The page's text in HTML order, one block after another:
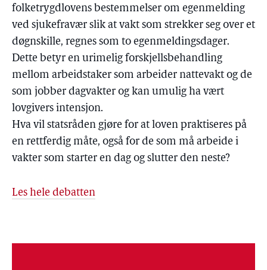
folketrygdlovens bestemmelser om egenmelding
ved sjukefravær slik at vakt som strekker seg over et
døgnskille, regnes som to egenmeldingsdager.
Dette betyr en urimelig forskjellsbehandling
mellom arbeidstaker som arbeider nattevakt og de
som jobber dagvakter og kan umulig ha vært
lovgivers intensjon.
Hva vil statsråden gjøre for at loven praktiseres på
en rettferdig måte, også for de som må arbeide i
vakter som starter en dag og slutter den neste?
Les hele debatten